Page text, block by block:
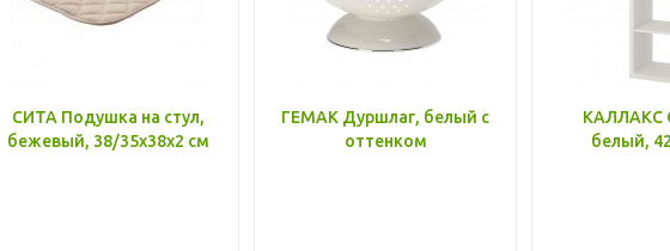
СИТА Подушка на стул,
бежевый, 38/35x38x2 см
ГЕМАК Дуршлаг, белый с
оттенком
КАЛЛАКС
белый,